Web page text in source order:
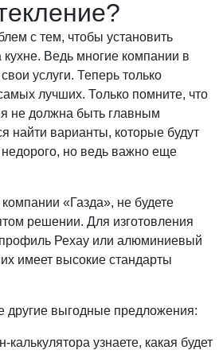
с тем, чтобы установить
кухне. Ведь многие компании в
услуги. Теперь только
лучших. Только помните, что
не должна быть главным
найти варианты, которые будут
недорого, но ведь важно еще
«Газда», не будете
решении. Для изготовления
Рехау или алюминиевый
имеет высокие стандарты
другие выгодные предложения:
узнаете, какая будет